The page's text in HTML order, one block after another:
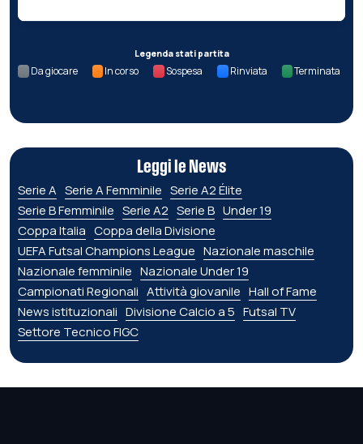
Legenda stati partita
Da giocare In corso Sospesa Rinviata Terminata
Leggi le News
Serie A Serie A Femminile Serie A2 Élite
Serie B Femminile Serie A2 Serie B Under 19
Coppa Italia Coppa della Divisione
UEFA Futsal Champions League Nazionale maschile
Nazionale femminile Nazionale Under 19
Campionati Regionali Attività giovanile Hall of Fame
News istituzionali Divisione Calcio a 5 Futsal TV
Settore Tecnico FIGC